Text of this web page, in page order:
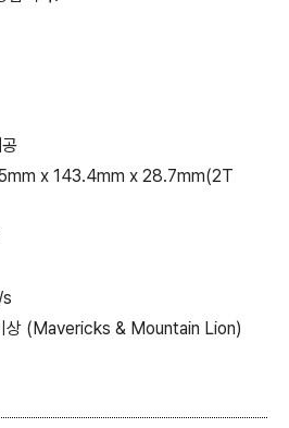
x 143.4mm x 28.7mm(2T
상 (Mavericks & Mountain Lion)